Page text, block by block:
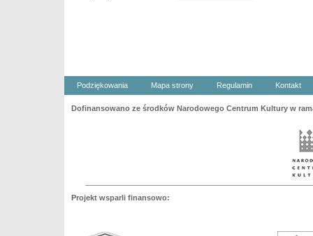
Podziękowania Mapa strony Regulamin Kontakt
Dofinansowano ze środków Narodowego Centrum Kultury w
Projekt wsparli finansowo: